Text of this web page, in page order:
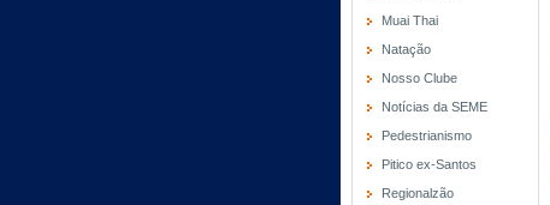
Muai Thai
Natação
Nosso Clube
Notícias da SEME
Pedestrianismo
Pitico ex-Santos
Regionalzão